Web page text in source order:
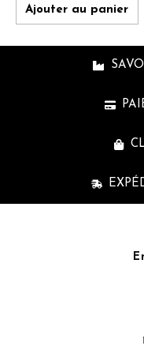
Ajouter au panier